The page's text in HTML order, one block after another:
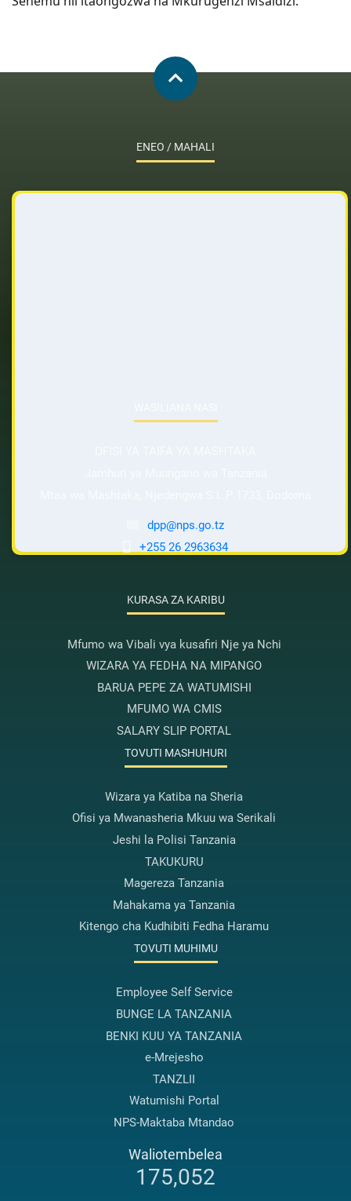
ENEO / MAHALI
dpp@nps.go.tz
+255 26 2963634
KURASA ZA KARIBU
Mfumo wa Vibali vya kusafiri Nje ya Nchi
WIZARA YA FEDHA NA MIPANGO
BARUA PEPE ZA WATUMISHI
MFUMO WA CMIS
SALARY SLIP PORTAL
TOVUTI MASHUHURI
Wizara ya Katiba na Sheria
Ofisi ya Mwanasheria Mkuu wa Serikali
Jeshi la Polisi Tanzania
TAKUKURU
Magereza Tanzania
Mahakama ya Tanzania
Kitengo cha Kudhibiti Fedha Haramu
TOVUTI MUHIMU
Employee Self Service
BUNGE LA TANZANIA
BENKI KUU YA TANZANIA
e-Mrejesho
TANZLII
Watumishi Portal
NPS-Maktaba Mtandao
Waliotembelea
175,052